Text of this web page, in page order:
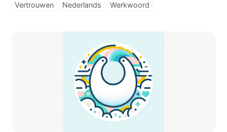
Vertrouwen Nederlands Werkwoord